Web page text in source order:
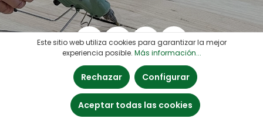
Este sitio web utiliza cookies para garantizar la mejor
experiencia posible. Más información...
Rechazar Configurar
Aceptar todas las cookies